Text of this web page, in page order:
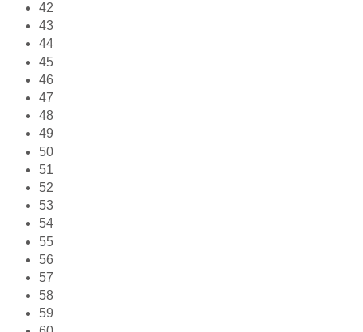
42
43
44
45
46
47
48
49
50
51
52
53
54
55
56
57
58
59